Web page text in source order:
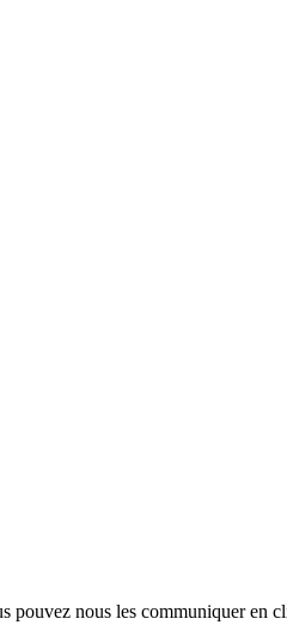
pouvez nous les communiquer en